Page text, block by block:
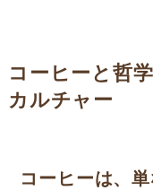
コーヒーと哲
カルチャー
コーヒーは、